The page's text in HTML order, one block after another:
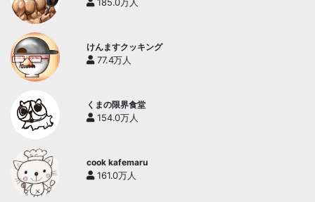
185.0万人
けんますクッキング
77.4万人
くまの限界食堂
154.0万人
cook kafemaru
161.0万人